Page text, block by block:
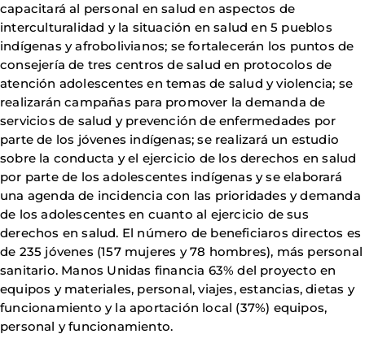
capacitará al personal en salud en aspectos de
interculturalidad y la situación en salud en 5 pueblos
indígenas y afrobolivianos; se fortalecerán los puntos de
consejería de tres centros de salud en protocolos de
atención adolescentes en temas de salud y violencia; se
realizarán campañas para promover la demanda de
servicios de salud y prevención de enfermedades por
parte de los jóvenes indígenas; se realizará un estudio
sobre la conducta y el ejercicio de los derechos en salud
por parte de los adolescentes indígenas y se elaborará
una agenda de incidencia con las prioridades y demanda
de los adolescentes en cuanto al ejercicio de sus
derechos en salud. El número de beneficiaros directos es
de 235 jóvenes (157 mujeres y 78 hombres), más personal
sanitario. Manos Unidas financia 63% del proyecto en
equipos y materiales, personal, viajes, estancias, dietas y
funcionamiento y la aportación local (37%) equipos,
personal y funcionamiento.